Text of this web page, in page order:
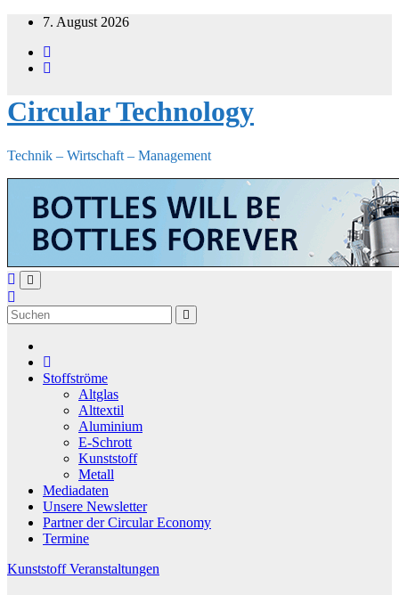
Zum
springen
7. August 2026
Circular Technology
Technik – Wirtschaft – Management
Stoffströme
Altglas
Alttextil
Aluminium
E-Schrott
Kunststoff
Metall
Mediadaten
Unsere Newsletter
Partner der Circular Economy
Termine
KunststoffVeranstaltungen